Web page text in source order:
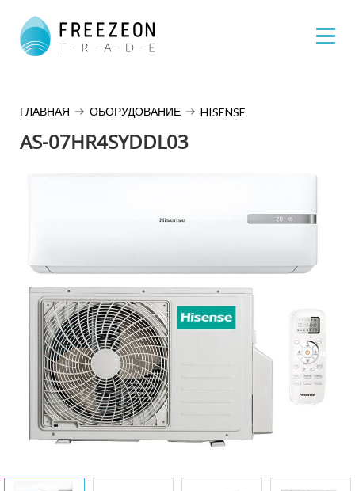
ГЛАВНАЯ ОБОРУДОВАНИЕ HISENSE
AS-07HR4SYDDL03